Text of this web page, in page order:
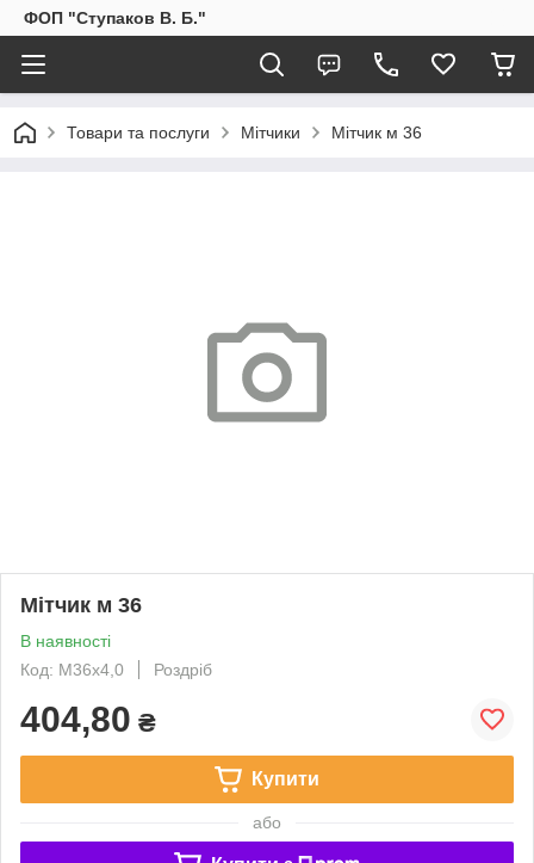
ФОП "Ступаков В. Б."
Товари та послуги Мітчики Мітчик м 36
Мітчик м 36
В наявності
Код: М36х4,0
Роздріб
404,80 ₴
Купити
або